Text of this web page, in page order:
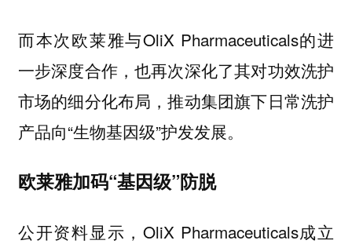
而本次欧莱雅与OliX Pharmaceuticals的进
一步深度合作，也再次深化了其对功效洗护
市场的细分化布局，推动集团旗下日常洗护
产品向“生物基因级”护发发展。
欧莱雅加码“基因级”防脱
公开资料显示，OliX Pharmaceuticals成立